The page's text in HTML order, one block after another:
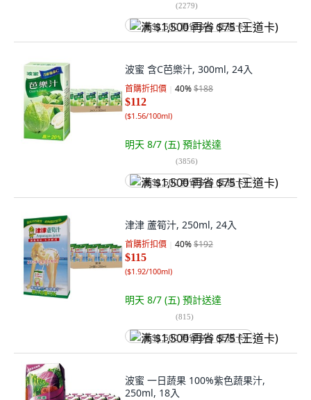
(2279)
满 $1,500 再省 $75 (王道卡)
波蜜 含C芭樂汁, 300ml, 24入
首購折扣價 40%$188
$112
($1.56/100ml)
明天 8/7 (五) 預計送達
(3856)
满 $1,500 再省 $75 (王道卡)
津津 蘆筍汁, 250ml, 24入
首購折扣價 40%$192
$115
($1.92/100ml)
明天 8/7 (五) 預計送達
(815)
满 $1,500 再省 $75 (王道卡)
波蜜 一日蔬果 100%紫色蔬果汁,
250ml, 18入